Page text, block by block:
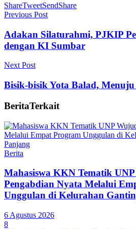
ShareTweetSendShare
Previous Post
Adakan Silaturahmi, PJKIP
dengan KI Sumbar
Next Post
Bisik-bisik Yota Balad,
BeritaTerkait
Berita
Mahasiswa KKN Tematik
Pengabdian Nyata Melalui
Unggulan di Kelurahan
6 Agustus 2026
8